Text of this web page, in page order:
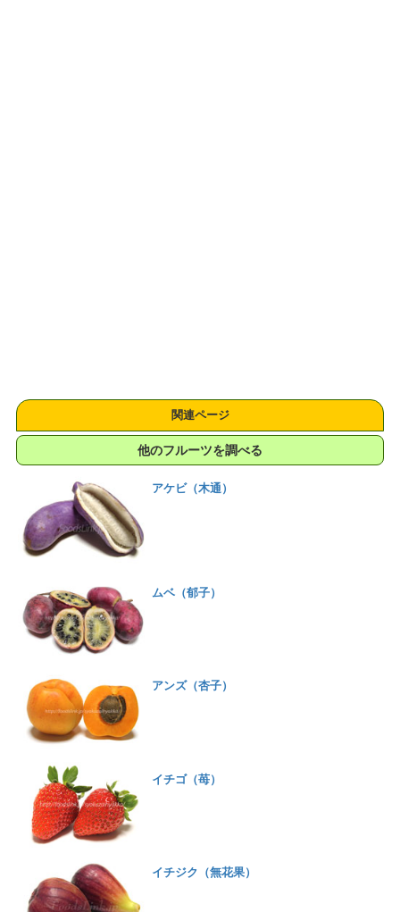
関連ページ
他のフルーツを調べる
アケビ（木通）
ムベ（郁子）
アンズ（杏子）
イチゴ（苺）
イチジク（無花果）